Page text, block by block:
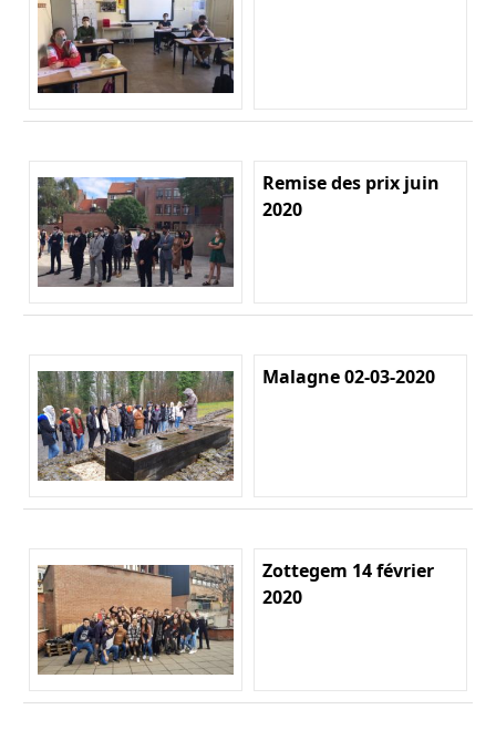
Remise des prix juin
2020
Malagne 02-03-2020
Zottegem 14 février
2020